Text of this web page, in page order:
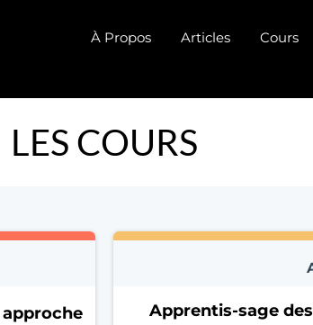
À Propos Articles Cours
LES COURS
Apprentis-sage